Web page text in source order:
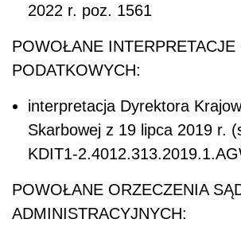
2022 r. poz. 1561
POWOŁANE
PODATKOWYCH:
interpretacja Dyrektora
Skarbowej z 19 lipca 2019 r.
KDIT1-
POWOŁANE ORZECZENIA
ADMINISTRACYJNYCH: